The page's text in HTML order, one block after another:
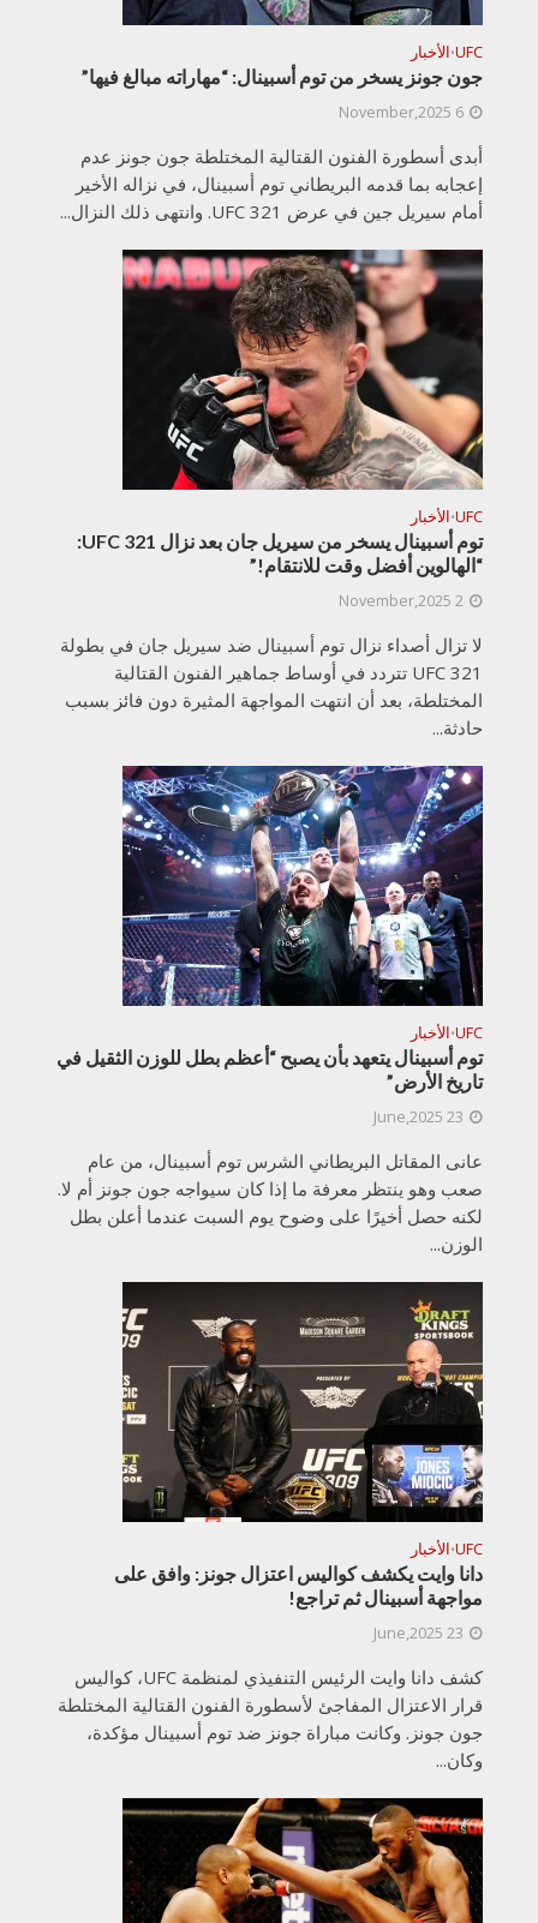
UFC
•الأخبار
جون جونز يسخر من توم أسبينال: “مهاراته مبالغ فيها”
6 November,2025
أبدى أسطورة الفنون القتالية المختلطة جون جونز عدم
إعجابه بما قدمه البريطاني توم أسبينال، في نزاله الأخير
أمام سيريل جين في عرض UFC 321. وانتهى ذلك النزال...
UFC
•الأخبار
توم أسبينال يسخر من سيريل جان بعد نزال UFC 321:
“الهالوين أفضل وقت للانتقام!”
2 November,2025
لا تزال أصداء نزال توم أسبينال ضد سيريل جان في بطولة
UFC 321 تتردد في أوساط جماهير الفنون القتالية
المختلطة، بعد أن انتهت المواجهة المثيرة دون فائز بسبب
حادثة...
UFC
•الأخبار
توم أسبينال يتعهد بأن يصبح “أعظم بطل للوزن الثقيل في
تاريخ الأرض”
23 June,2025
عانى المقاتل البريطاني الشرس توم أسبينال، من عام
صعب وهو ينتظر معرفة ما إذا كان سيواجه جون جونز أم لا.
لكنه حصل أخيرًا على وضوح يوم السبت عندما أعلن بطل
الوزن...
UFC
•الأخبار
دانا وايت يكشف كواليس اعتزال جونز: وافق على
مواجهة أسبينال ثم تراجع!
23 June,2025
كشف دانا وايت الرئيس التنفيذي لمنظمة UFC، كواليس
قرار الاعتزال المفاجئ لأسطورة الفنون القتالية المختلطة
جون جونز. وكانت مباراة جونز ضد توم أسبينال مؤكدة،
وكان...